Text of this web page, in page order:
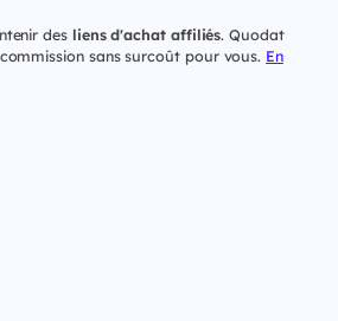
des liens d'achat affiliés. Quodat
sans surcoût pour vous. En